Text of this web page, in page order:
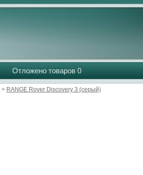
Отложено товаров 0
> RANGE Rover Discovery 3 (серый)